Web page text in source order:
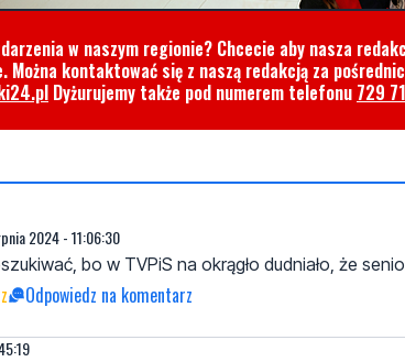
w naszym regionie? Chcecie aby nasza
Można kontaktować się z naszą redakcją za
Dyżurujemy także pod numerem telefonu 729
2024 - 11:06:30
bo w TVPiS na okrągło dudniało, że
Odpowiedz na komentarz